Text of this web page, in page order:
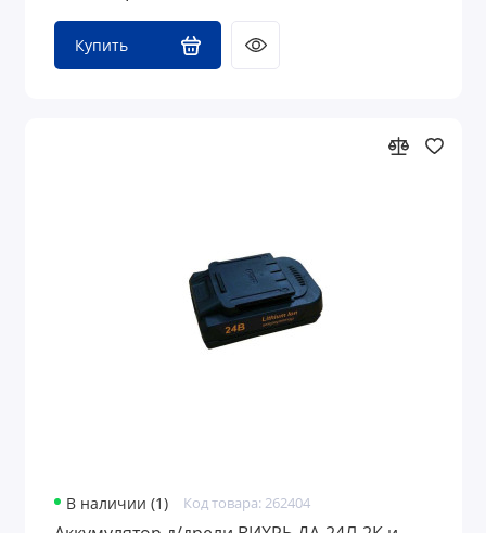
Купить
В наличии (1) Код товара: 262404